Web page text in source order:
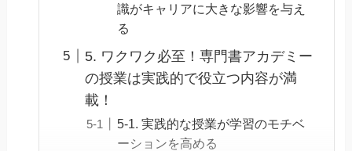
識がキャリアに大きな影響を与え
る
5. ワクワク必至！専門書アカデミー
の授業は実践的で役立つ内容が満
載！
5-1. 実践的な授業が学習のモチベ
ーションを高める